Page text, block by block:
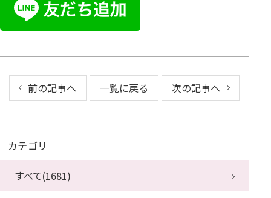
前の記事へ 一覧に戻る 次の記事へ
カテゴリ
すべて(1681)